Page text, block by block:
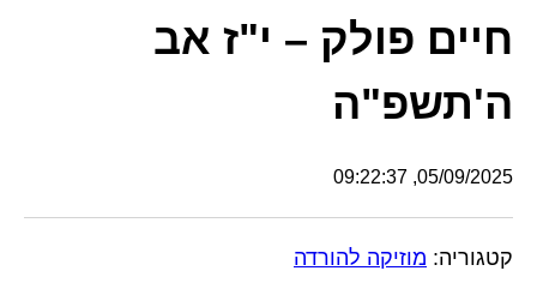
חיים פולק – י"ז אב
ה'תשפ"ה
05/09/2025, 09:22:37
קטגוריה: מוזיקה להורדה